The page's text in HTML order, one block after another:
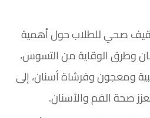
صحي للطلاب حول أهمية
وطرق الوقاية من التسوس،
ومعجون وفرشاة أسنان، إلى
صحة الفم والأسنان.